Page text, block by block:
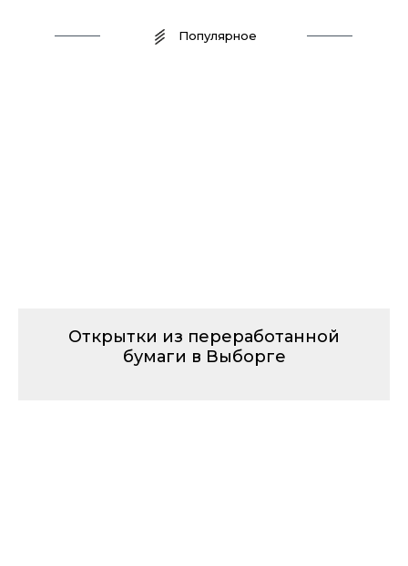
Популярное
Открытки из переработанной
бумаги в Выборге